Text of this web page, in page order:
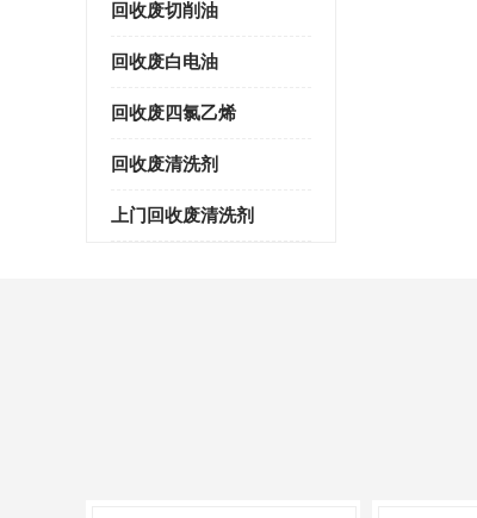
回收废切削油
回收废白电油
回收废四氯乙烯
回收废清洗剂
上门回收废清洗剂